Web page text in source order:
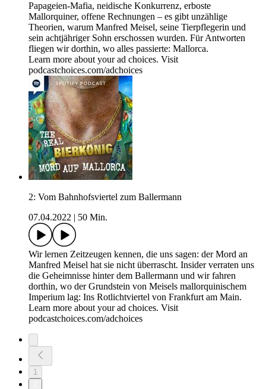
Papageien-Mafia, neidische Konkurrenz, erboste
Mallorquiner, offene Rechnungen – es gibt unzählige
Theorien, warum Manfred Meisel, seine Tierpflegerin und
sein achtjähriger Sohn erschossen wurden. Für Antworten
fliegen wir dorthin, wo alles passierte: Mallorca.
Learn more about your ad choices. Visit
podcastchoices.com/adchoices
2: Vom Bahnhofsviertel zum Ballermann
07.04.2022
50 Min.
Wir lernen Zeitzeugen kennen, die uns sagen: der Mord an
Manfred Meisel hat sie nicht überrascht. Insider verraten uns
die Geheimnisse hinter dem Ballermann und wir fahren
dorthin, wo der Grundstein von Meisels mallorquinischem
Imperium lag: Ins Rotlichtviertel von Frankfurt am Main.
Learn more about your ad choices. Visit
podcastchoices.com/adchoices
1